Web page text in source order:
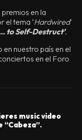
en la
el tema ‘Hardwired‘
to Self-Destruct’.
nuestro país en el
en el Foro
music video
“Cabeza”.